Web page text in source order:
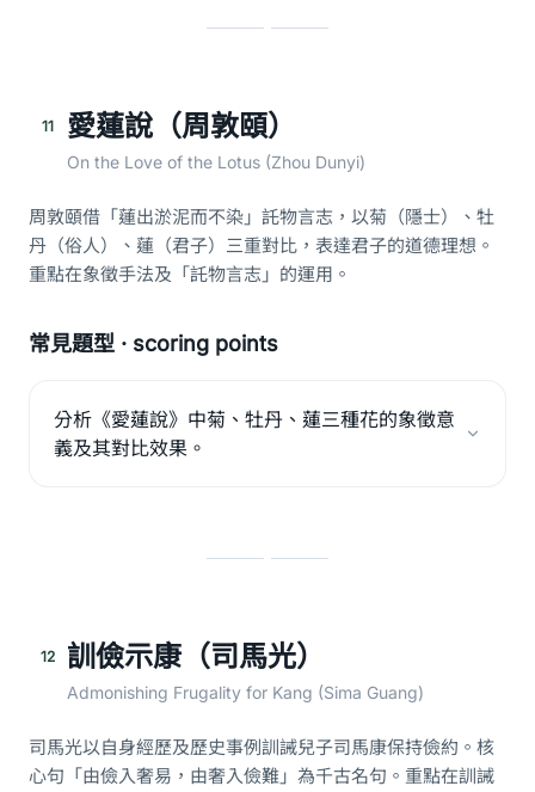
11 愛蓮說（周敦頤）
On the Love of the Lotus (Zhou Dunyi)
周敦頤借「蓮出淤泥而不染」託物言志，以菊（隱士）、牡
丹（俗人）、蓮（君子）三重對比，表達君子的道德理想。
重點在象徵手法及「託物言志」的運用。
常見題型 · scoring points
分析《愛蓮說》中菊、牡丹、蓮三種花的象徵意
義及其對比效果。
12 訓儉示康（司馬光）
Admonishing Frugality for Kang (Sima Guang)
司馬光以自身經歷及歷史事例訓誡兒子司馬康保持儉約。核
心句「由儉入奢易，由奢入儉難」為千古名句。重點在訓誡